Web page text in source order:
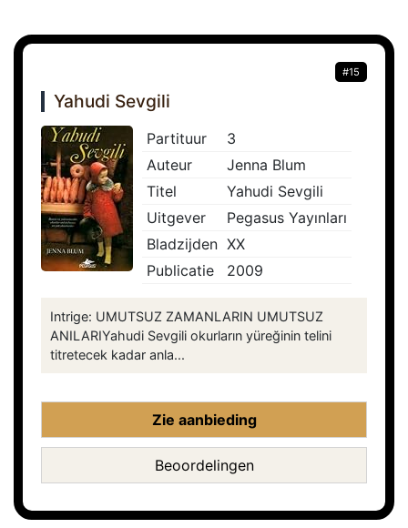
#15
Yahudi Sevgili
Partituur
3
Auteur
Jenna Blum
Titel
Yahudi Sevgili
Uitgever
Pegasus Yayınları
Bladzijden XX
Publicatie
2009
Intrige: UMUTSUZ ZAMANLARIN UMUTSUZ
ANILARIYahudi Sevgili okurların yüreğinin telini
titretecek kadar anla...
Zie aanbieding
Beoordelingen